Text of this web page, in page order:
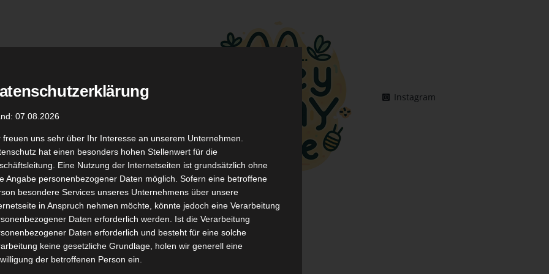
Düfte Coupon Codes Instagram
TikTok YouTube Kontakt
07.08.2026
freuen uns sehr über Ihr Interesse an unserem Unternehmen.
hat einen besonders hohen Stellenwert für die
Eine Nutzung der Internetseiten ist grundsätzlich ohne
Angabe personenbezogener Daten möglich. Sofern eine betroffene
besondere Services unseres Unternehmens über unsere
in Anspruch nehmen möchte, könnte jedoch eine Verarbeitung
Daten erforderlich werden. Ist die Verarbeitung
Daten erforderlich und besteht für eine solche
keine gesetzliche Grundlage, holen wir generell eine
der betroffenen Person ein.